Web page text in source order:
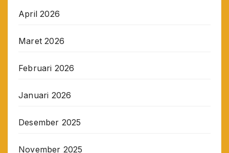
April 2026
Maret 2026
Februari 2026
Januari 2026
Desember 2025
November 2025